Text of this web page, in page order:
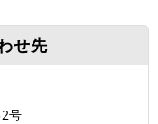
せ先
号